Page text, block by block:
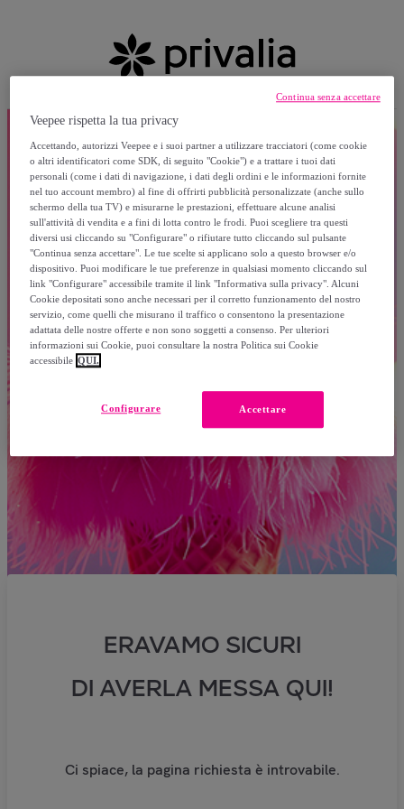
ERAVAMO SICURI
DI AVERLA MESSA QUI!
Ci spiace, la pagina richiesta è introvabile.
Veepee rispetta la tua privacy
Accettando, autorizzi Veepee e i suoi partner a utilizzare tracciatori (come cookie
o altri identificatori come SDK, di seguito "Cookie") e a trattare i tuoi dati
personali (come i dati di navigazione, i dati degli ordini e le informazioni fornite
nel tuo account membro) al fine di offrirti pubblicità personalizzate (anche sullo
schermo della tua TV) e misurarne le prestazioni, effettuare alcune analisi
sull'attività di vendita e a fini di lotta contro le frodi. Puoi scegliere tra questi
diversi usi cliccando su "Configurare" o rifiutare tutto cliccando sul pulsante
"Continua senza accettare". Le tue scelte si applicano solo a questo browser e/o
dispositivo. Puoi modificare le tue preferenze in qualsiasi momento cliccando sul
link "Configurare" accessibile tramite il link "Informativa sulla privacy". Alcuni
Cookie depositati sono anche necessari per il corretto funzionamento del nostro
servizio, come quelli che misurano il traffico o consentono la presentazione
adattata delle nostre offerte e non sono soggetti a consenso. Per ulteriori
informazioni sui Cookie, puoi consultare la nostra Politica sui Cookie
accessibile QUI.
Accettare
Configurare
Continua senza accettare